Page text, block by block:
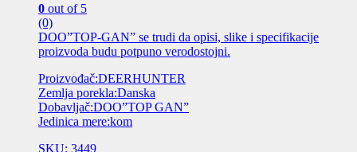
0 out of 5
(0)
DOO”TOP-GAN” se trudi da opisi, slike i specifikacije
proizvoda budu potpuno verodostojni.
Proizvođač:DEERHUNTER
Zemlja porekla:Danska
Dobavljač:DOO”TOP GAN”
Jedinica mere:kom
SKU: 3449